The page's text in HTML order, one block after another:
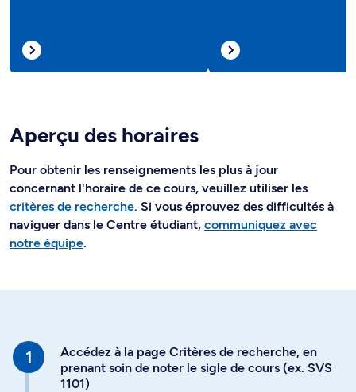
Aperçu des horaires
Pour obtenir les renseignements les plus à jour
concernant l'horaire de ce cours, veuillez utiliser les
critères de recherche. Si vous éprouvez des difficultés à
naviguer dans le Centre étudiant, communiquez avec
notre équipe.
Accédez à la page Critères de recherche, en
prenant soin de noter le sigle de cours (ex. SVS
1101)